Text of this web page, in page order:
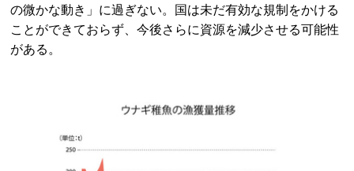
の微かな動き」に過ぎない。国は未だ有効な規制をかける
ことができておらず、今後さらに資源を減少させる可能性
がある。